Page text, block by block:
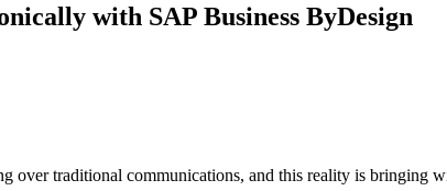
with SAP Business ByDesign
over traditional communications, and this reality is bringing